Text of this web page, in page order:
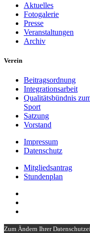
Aktuelles
Fotogalerie
Presse
Veranstaltungen
Archiv
Verein
Beitragsordnung
Integrationsarbeit
Qualitätsbündnis
Sport
Satzung
Vorstand
Impressum
Datenschutz
Mitgliedsantrag
Stundenplan
Zum Ändern Ihrer